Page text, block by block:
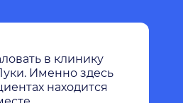
в клинику
Именно здесь
находится